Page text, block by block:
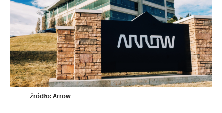
źródło: Arrow